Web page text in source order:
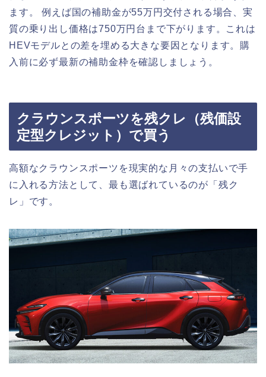
ます。 例えば国の補助金が55万円交付される場合、実
質の乗り出し価格は750万円台まで下がります。これは
HEVモデルとの差を埋める大きな要因となります。購
入前に必ず最新の補助金枠を確認しましょう。
クラウンスポーツを残クレ（残価設
定型クレジット）で買う
高額なクラウンスポーツを現実的な月々の支払いで手
に入れる方法として、最も選ばれているのが「残ク
レ」です。